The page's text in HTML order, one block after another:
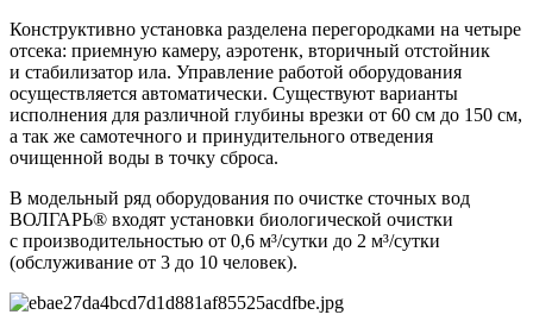
Конструктивно установка разделена перегородками на четыре
отсека: приемную камеру, аэротенк, вторичный отстойник
и стабилизатор ила. Управление работой оборудования
осуществляется автоматически. Существуют варианты
исполнения для различной глубины врезки от 60 см до 150 см,
а так же самотечного и принудительного отведения
очищенной воды в точку сброса.
В модельный ряд оборудования по очистке сточных вод
ВОЛГАРЬ® входят установки биологической очистки
с производительностью от 0,6 м³/сутки до 2 м³/сутки
(обслуживание от 3 до 10 человек).